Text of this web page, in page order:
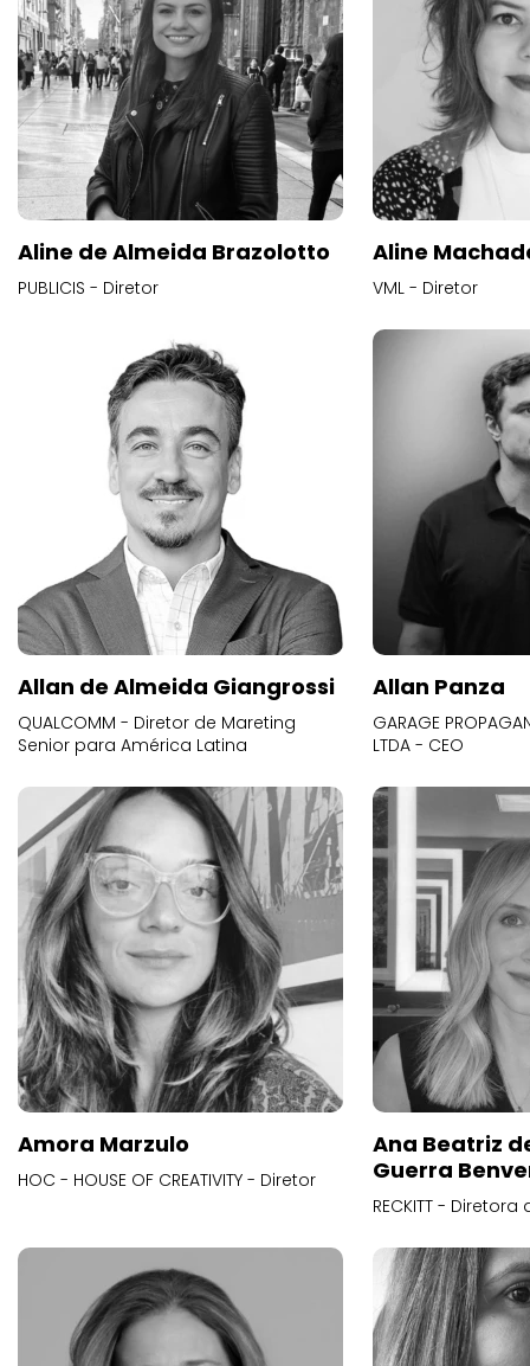
Aline de Almeida Brazolotto
PUBLICIS - Diretor
Aline
VML - Diretor
Allan de Almeida Giangrossi
QUALCOMM - Diretor de Mareting
Senior para América Latina
Allan Panza
GARAGE
LTDA - CEO
Amora Marzulo
HOC - HOUSE OF CREATIVITY - Diretor
Ana Beatriz
Guerra
RECKITT -